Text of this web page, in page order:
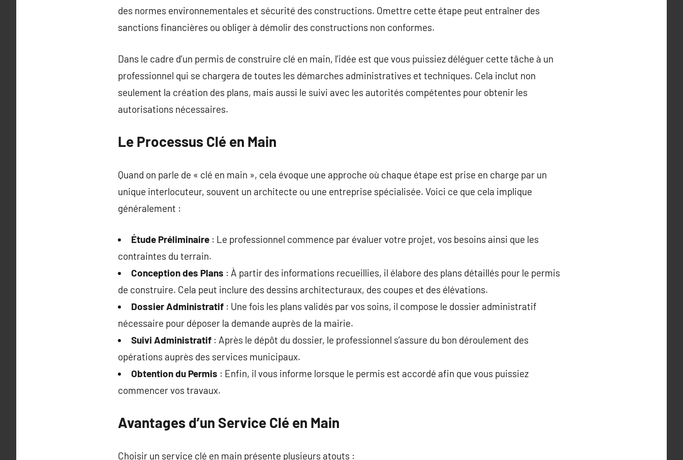
des normes environnementales et sécurité des constructions. Omettre cette étape peut entraîner des
sanctions financières ou obliger à démolir des constructions non conformes.
Dans le cadre d’un permis de construire clé en main, l’idée est que vous puissiez déléguer cette tâche à un
professionnel qui se chargera de toutes les démarches administratives et techniques. Cela inclut non
seulement la création des plans, mais aussi le suivi avec les autorités compétentes pour obtenir les
autorisations nécessaires.
Le Processus Clé en Main
Quand on parle de « clé en main », cela évoque une approche où chaque étape est prise en charge par un
unique interlocuteur, souvent un architecte ou une entreprise spécialisée. Voici ce que cela implique
généralement :
Étude Préliminaire : Le professionnel commence par évaluer votre projet, vos besoins ainsi que les
contraintes du terrain.
Conception des Plans : À partir des informations recueillies, il élabore des plans détaillés pour le permis
de construire. Cela peut inclure des dessins architecturaux, des coupes et des élévations.
Dossier Administratif : Une fois les plans validés par vos soins, il compose le dossier administratif
nécessaire pour déposer la demande auprès de la mairie.
Suivi Administratif : Après le dépôt du dossier, le professionnel s’assure du bon déroulement des
opérations auprès des services municipaux.
Obtention du Permis : Enfin, il vous informe lorsque le permis est accordé afin que vous puissiez
commencer vos travaux.
Avantages d’un Service Clé en Main
Choisir un service clé en main présente plusieurs atouts :